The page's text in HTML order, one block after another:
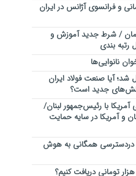
آلمانی و فرانسوی آژانس در ایران
/ شرط جدید آموزش و
رتبه بندی
نانوایی‌ها
شد؛ آیا صنعت فولاد ایران
جدید است؟
آمریکا با رئیس‌جمهور لبنان/
و آمریکا در سایه حمایت
دردسترسی همگانی به هوش